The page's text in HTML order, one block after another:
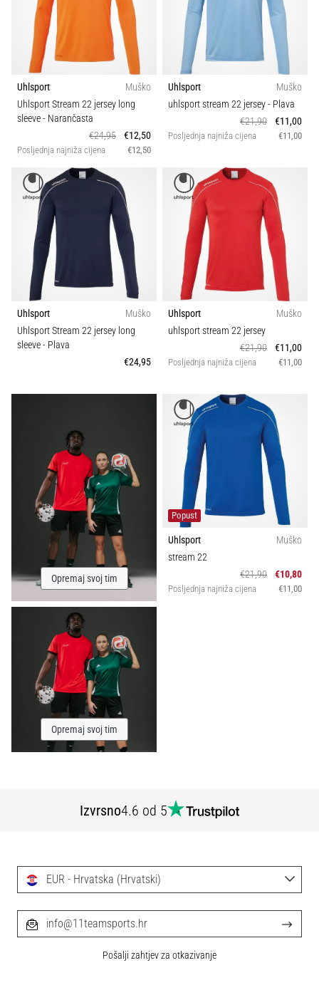
Uhlsport
Muško
Uhlsport Stream 22 jersey long
sleeve- Narančasta
€24,95
€12,50
Posljednja najniža cijena €12,50
Uhlsport
Muško
uhlsport stream 22 jersey- Plava
€21,90
€11,00
Posljednja najniža cijena €11,00
Uhlsport
Muško
Uhlsport Stream 22 jersey long
sleeve- Plava
€24,95
Uhlsport
Muško
uhlsport stream 22 jersey
€21,90
€11,00
Posljednja najniža cijena €11,00
Opremaj svoj tim
Popust
Uhlsport
Muško
stream 22
€21,90
€10,80
Posljednja najniža cijena €11,00
Opremaj svoj tim
Izvrsno4.6 od 5
EUR - Hrvatska (Hrvatski)
info@11teamsports.hr
Pošalji zahtjev za otkazivanje